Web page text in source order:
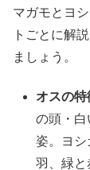
マガモとヨ
トごとに解
ましょう。
オスの特
の頭・白
姿。ヨ
羽、緑